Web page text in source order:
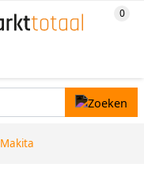
Makita